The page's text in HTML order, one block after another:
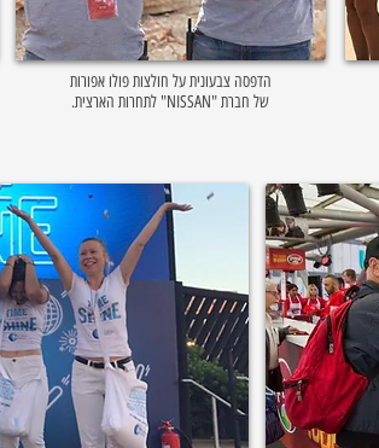
הדפסה צבעונית על חולצות פולו אפורות
של חברת "NISSAN" לתחרות הארצית.